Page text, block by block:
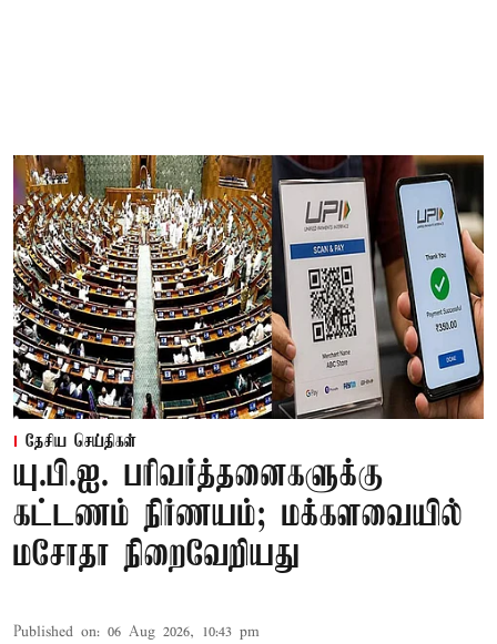
தேசிய செய்திகள்
யு.பி.ஐ. பரிவர்த்தனைகளுக்கு
கட்டணம் நிர்ணயம்; மக்களவையில்
மசோதா நிறைவேறியது
Published on: 06 Aug 2026, 10:43 pm